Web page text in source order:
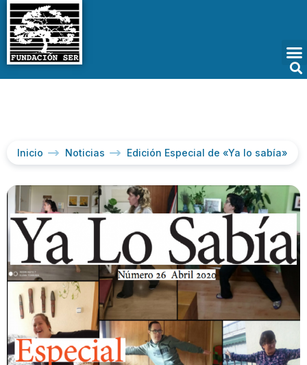
Inicio Noticias Edición Especial de «Ya lo sabía»